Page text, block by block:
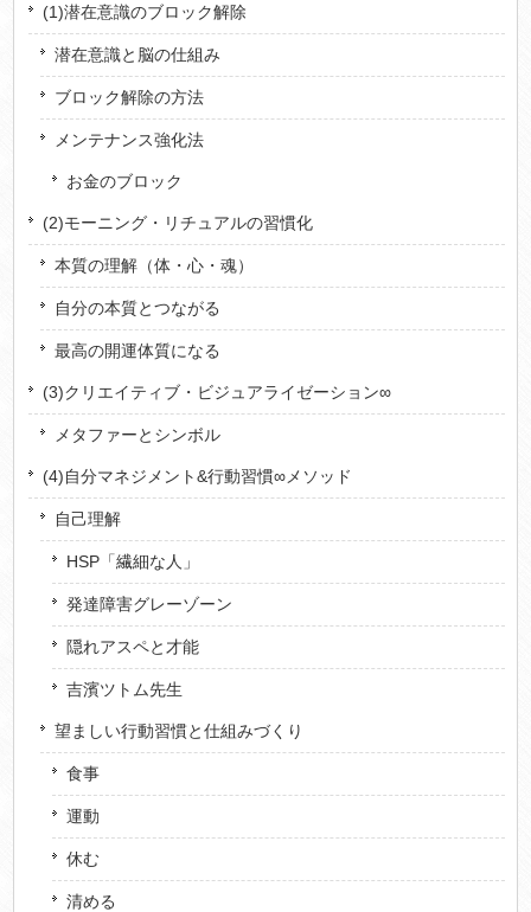
(1)潜在意識のブロック解除
潜在意識と脳の仕組み
ブロック解除の方法
メンテナンス強化法
お金のブロック
(2)モーニング・リチュアルの習慣化
本質の理解（体・心・魂）
自分の本質とつながる
最高の開運体質になる
(3)クリエイティブ・ビジュアライゼーション∞
メタファーとシンボル
(4)自分マネジメント&行動習慣∞メソッド
自己理解
HSP「繊細な人」
発達障害グレーゾーン
隠れアスペと才能
吉濱ツトム先生
望ましい行動習慣と仕組みづくり
食事
運動
休む
清める